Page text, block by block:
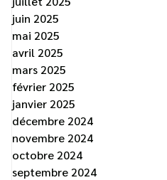
juin 2025
mai 2025
avril 2025
mars 2025
février 2025
janvier 2025
décembre 2024
novembre 2024
octobre 2024
septembre 2024